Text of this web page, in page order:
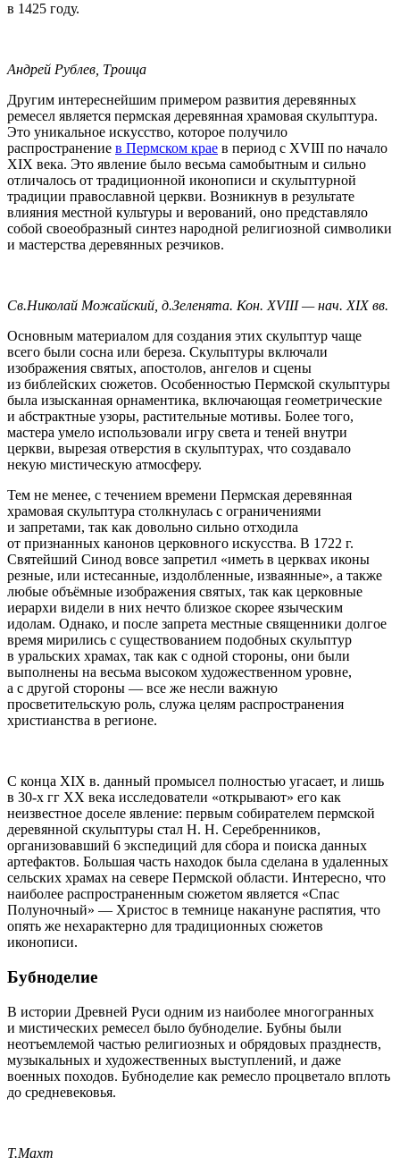
в 1425 году.
Андрей Рублев, Троица
Другим интереснейшим примером развития деревянных
ремесел является пермская деревянная храмовая скульптура.
Это уникальное искусство, которое получило
распространение в Пермском крае в период с XVIII по начало
XIX века. Это явление было весьма самобытным и сильно
отличалось от традиционной иконописи и скульптурной
традиции православной церкви. Возникнув в результате
влияния местной культуры и верований, оно представляло
собой своеобразный синтез народной религиозной символики
и мастерства деревянных резчиков.
Св.Николай Можайский, д.Зеленята. Кон. XVIII — нач. XIX вв.
Основным материалом для создания этих скульптур чаще
всего были сосна или береза. Скульптуры включали
изображения святых, апостолов, ангелов и сцены
из библейских сюжетов. Особенностью Пермской скульптуры
была изысканная орнаментика, включающая геометрические
и абстрактные узоры, растительные мотивы. Более того,
мастера умело использовали игру света и теней внутри
церкви, вырезая отверстия в скульптурах, что создавало
некую мистическую атмосферу.
Тем не менее, с течением времени Пермская деревянная
храмовая скульптура столкнулась с ограничениями
и запретами, так как довольно сильно отходила
от признанных канонов церковного искусства. В 1722 г.
Святейший Синод вовсе запретил «иметь в церквах иконы
резные, или истесанные, издолбленные, изваянные», а также
любые объёмные изображения святых, так как церковные
иерархи видели в них нечто близкое скорее языческим
идолам. Однако, и после запрета местные священники долгое
время мирились с существованием подобных скульптур
в уральских храмах, так как с одной стороны, они были
выполнены на весьма высоком художественном уровне,
а с другой стороны — все же несли важную
просветительскую роль, служа целям распространения
христианства в регионе.
С конца XIX в. данный промысел полностью угасает, и лишь
в 30-х гг XX века исследователи «открывают» его как
неизвестное доселе явление: первым собирателем пермской
деревянной скульптуры стал Н. Н. Серебренников,
организовавший 6 экспедиций для сбора и поиска данных
артефактов. Большая часть находок была сделана в удаленных
сельских храмах на севере Пермской области. Интересно, что
наиболее распространенным сюжетом является «Спас
Полуночный» — Христос в темнице накануне распятия, что
опять же нехарактерно для традиционных сюжетов
иконописи.
Бубноделие
В истории Древней Руси одним из наиболее многогранных
и мистических ремесел было бубноделие. Бубны были
неотъемлемой частью религиозных и обрядовых празднеств,
музыкальных и художественных выступлений, и даже
военных походов. Бубноделие как ремесло процветало вплоть
до средневековья.
Т.Махт